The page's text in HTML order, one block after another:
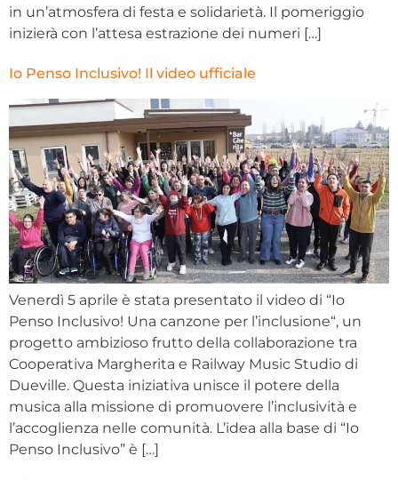
in un’atmosfera di festa e solidarietà. Il pomeriggio
inizierà con l’attesa estrazione dei numeri […]
Io Penso Inclusivo! Il video ufficiale
Venerdì 5 aprile è stata presentato il video di “Io
Penso Inclusivo! Una canzone per l’inclusione“, un
progetto ambizioso frutto della collaborazione tra
Cooperativa Margherita e Railway Music Studio di
Dueville. Questa iniziativa unisce il potere della
musica alla missione di promuovere l’inclusività e
l’accoglienza nelle comunità. L’idea alla base di “Io
Penso Inclusivo” è […]